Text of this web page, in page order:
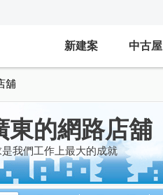
新建案 中古屋
舖
東的網路店舖
我們工作上最大的成就